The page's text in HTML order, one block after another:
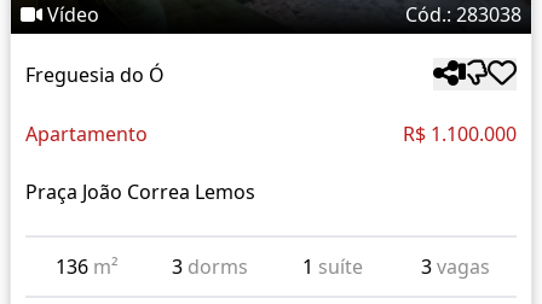
Vídeo Cód.: 283038
Freguesia do Ó
Apartamento R$ 1.100.000
Praça João Correa Lemos
136 m² 3 dorms 1 suíte 3vagas